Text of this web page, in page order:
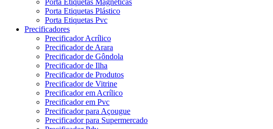
Porta Etiquetas Plástico
Porta Etiquetas Pvc
Precificadores
Precificador Acrílico
Precificador de Arara
Precificador de Gôndola
Precificador de Ilha
Precificador de Produtos
Precificador de Vitrine
Precificador em Acrílico
Precificador em Pvc
Precificador para Açougue
Precificador para Supermercado